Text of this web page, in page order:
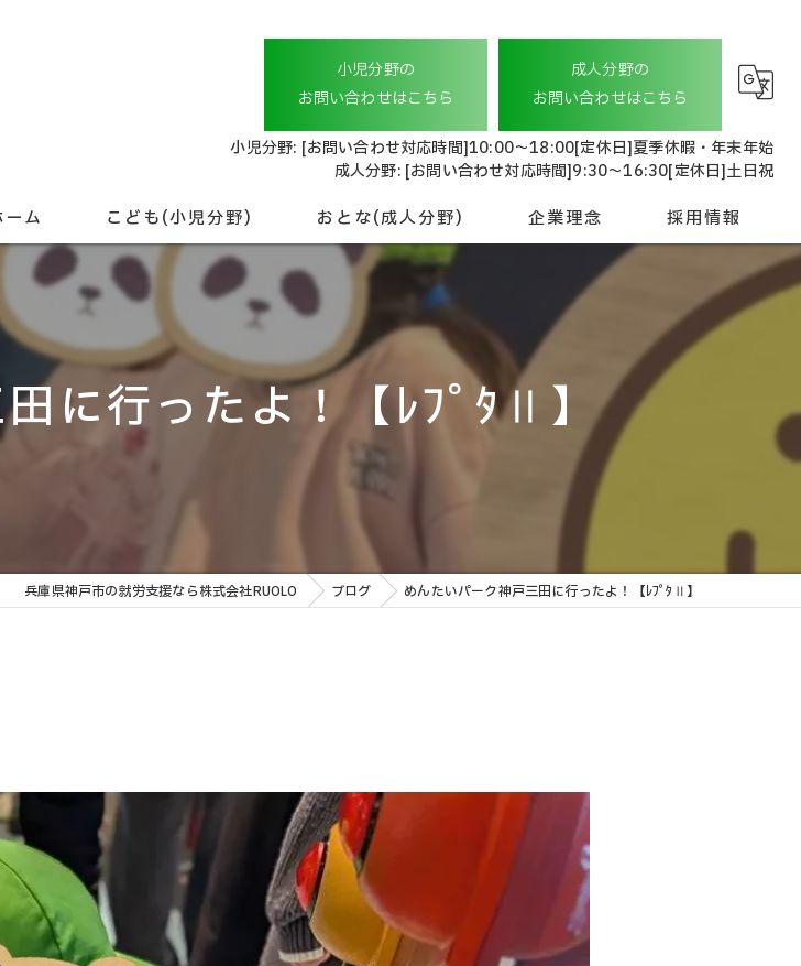
小児分野の
お問い合わせはこちら
成人分野の
お問い合わせはこちら
小児分野: [お問い合わせ対応時間]10:00〜18:00[定休日]夏季休暇・年末年始
成人分野: [お問い合わせ対応時間]9:30〜16:30[定休日]土日祝
ーム こども(小児分野)
未就学児について
就学児について
こども相談支援
専門職について
おとな(成人分野)
就労継続支援 A型
おとな相談支援
企業理念
会社概要
管理本部スタッフ
ドライバースタッフ
採用情報
に行ったよ！【ﾚﾌﾟﾀⅡ】
兵庫県神戸市の就労支援なら株式会社RUOLO ブログ めんたいパーク神戸三田に行ったよ！【ﾚﾌﾟﾀⅡ】